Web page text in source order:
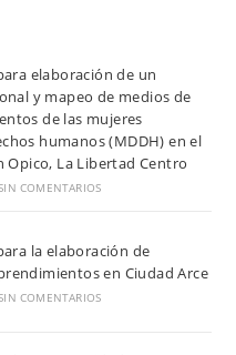
elaboración de un
y mapeo de medios de
de las mujeres
humanos (MDDH) en el
Opico, La Libertad Centro
COMENTARIOS
la elaboración de
en Ciudad Arce
COMENTARIOS